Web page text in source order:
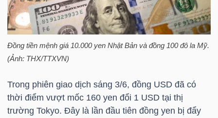
Đồng tiền mệnh giá 10.000 yen Nhật Bản và đồng 100 đô la Mỹ.
(Ảnh: THX/TTXVN)
Trong phiên giao dịch sáng 3/6, đồng USD đã có
thời điểm vượt mốc 160 yen đổi 1 USD tại thị
trường Tokyo. Đây là lần đầu tiên đồng yen bị đẩy
HÀNG
HÓA
TẾ